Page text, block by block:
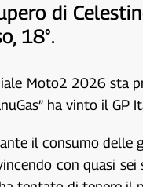
di
18°.
Moto2 2026 sta
ha vinto il
il consumo delle
con quasi